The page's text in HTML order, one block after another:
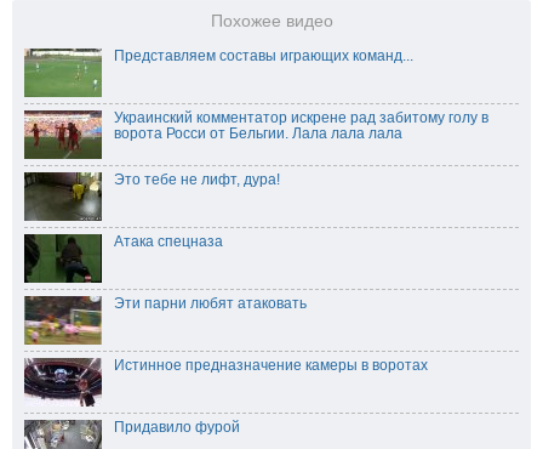
Похожее видео
Представляем составы играющих команд...
Украинский комментатор искрене рад забитому голу в
ворота Росси от Бельгии. Лала лала лала
Это тебе не лифт, дура!
Атака спецназа
Эти парни любят атаковать
Истинное предназначение камеры в воротах
Придавило фурой